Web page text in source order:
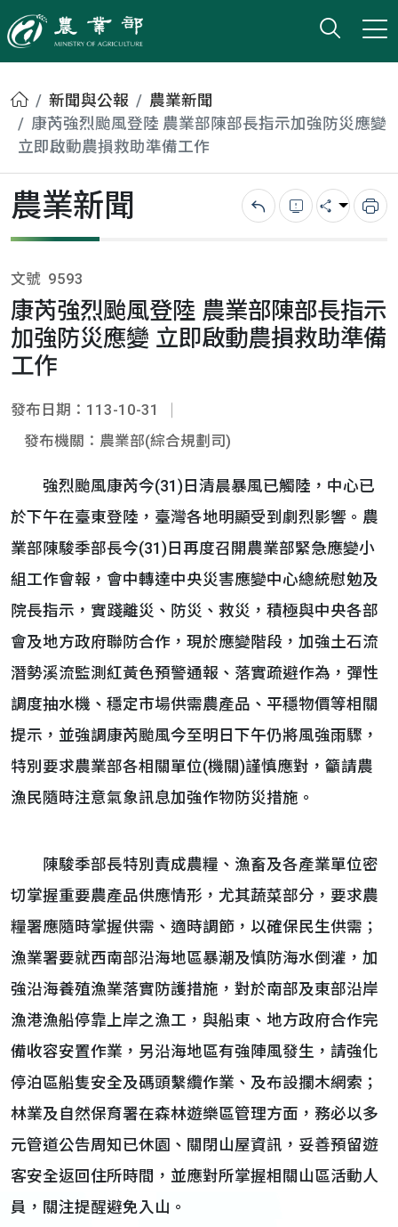
農業部
打開
小版
首頁新聞與公報
農業新聞
康芮強烈颱風登陸 農業部陳部長指示加強防災應變
立即啟動農損救助準備工作
農業新聞 回上一頁錯誤回報
分享 列
文號 9593
康芮強烈颱風登陸 農業部陳部長指示
加強防災應變 立即啟動農損救助準備
工作
發布日期：113-10-31
發布機關：農業部(綜合規劃司)
強烈颱風康芮今(31)日清晨暴風已觸陸，中心已
於下午在臺東登陸，臺灣各地明顯受到劇烈影響。農
業部陳駿季部長今(31)日再度召開農業部緊急應變小
組工作會報，會中轉達中央災害應變中心總統慰勉及
院長指示，實踐離災、防災、救災，積極與中央各部
會及地方政府聯防合作，現於應變階段，加強土石流
潛勢溪流監測紅黃色預警通報、落實疏避作為，彈性
調度抽水機、穩定市場供需農產品、平穩物價等相關
提示，並強調康芮颱風今至明日下午仍將風強雨驟，
特別要求農業部各相關單位(機關)謹慎應對，籲請農
漁民隨時注意氣象訊息加強作物防災措施。
陳駿季部長特別責成農糧、漁畜及各產業單位密
切掌握重要農產品供應情形，尤其蔬菜部分，要求農
糧署應隨時掌握供需、適時調節，以確保民生供需；
漁業署要就西南部沿海地區暴潮及慎防海水倒灌，加
強沿海養殖漁業落實防護措施，對於南部及東部沿岸
漁港漁船停靠上岸之漁工，與船東、地方政府合作完
備收容安置作業，另沿海地區有強陣風發生，請強化
停泊區船隻安全及碼頭繫纜作業、及布設攔木網索；
林業及自然保育署在森林遊樂區管理方面，務必以多
元管道公告周知已休園、關閉山屋資訊，妥善預留遊
客安全返回住所時間，並應對所掌握相關山區活動人
員，關注提醒避免入山。